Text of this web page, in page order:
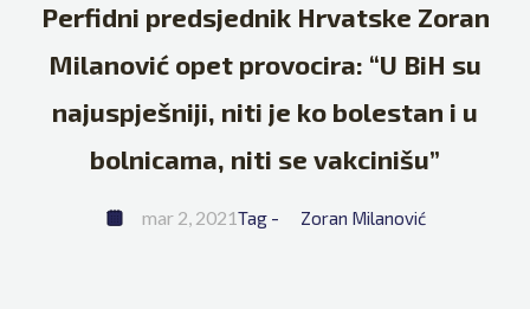
Perfidni predsjednik Hrvatske Zoran
Milanović opet provocira: “U BiH su
najuspješniji, niti je ko bolestan i u
bolnicama, niti se vakcinišu”
mar 2, 2021Tag - Zoran Milanović